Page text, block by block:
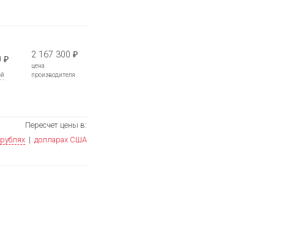
₽ 2 167 300₽
цена
производителя
Пересчет цены в:
рублях | долларах США